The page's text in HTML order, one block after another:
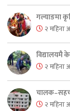
गल्याङमा
२ महिना
विद्यालयमै
२ महिना
२ महिना